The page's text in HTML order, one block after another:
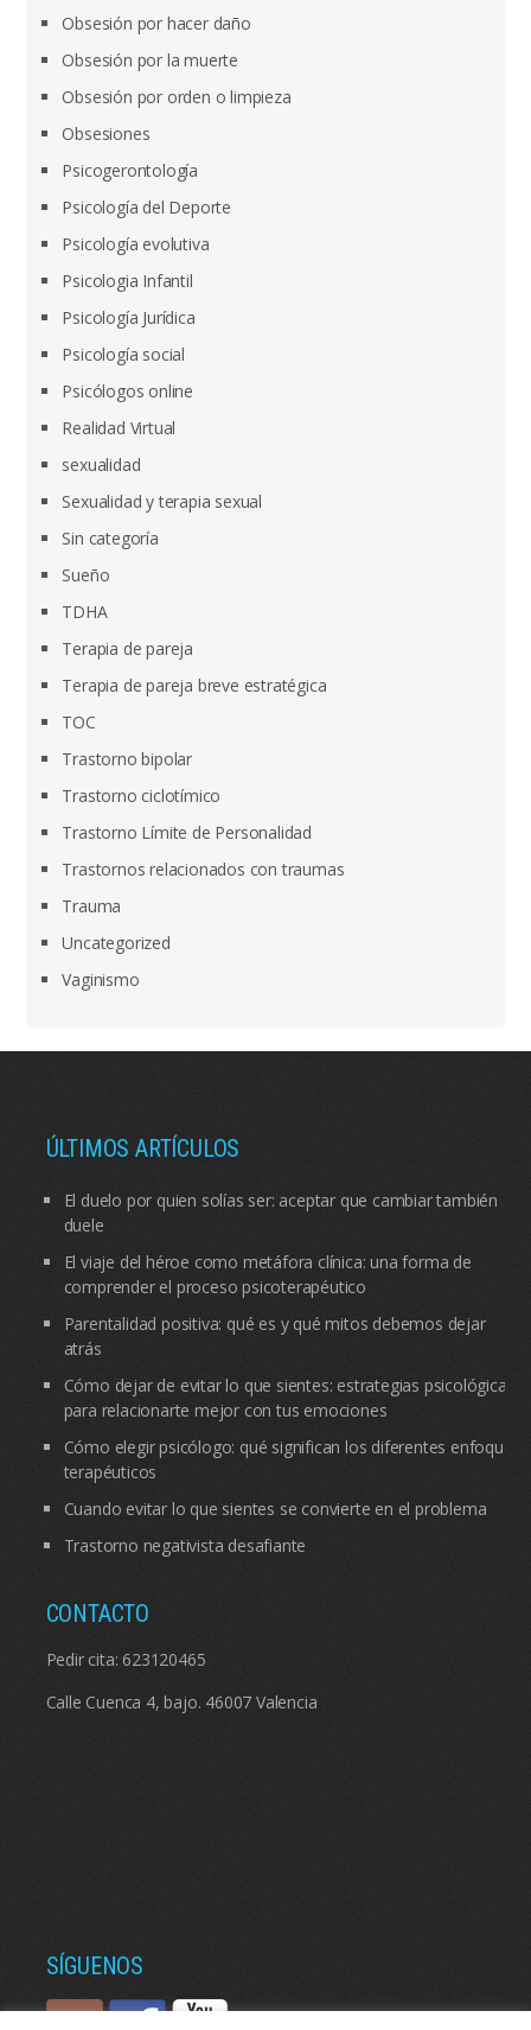
Obsesión por hacer daño
Obsesión por la muerte
Obsesión por orden o limpieza
Obsesiones
Psicogerontología
Psicología del Deporte
Psicología evolutiva
Psicologia Infantil
Psicología Jurídica
Psicología social
Psicólogos online
Realidad Virtual
sexualidad
Sexualidad y terapia sexual
Sin categoría
Sueño
TDHA
Terapia de pareja
Terapia de pareja breve estratégica
TOC
Trastorno bipolar
Trastorno ciclotímico
Trastorno Límite de Personalidad
Trastornos relacionados con traumas
Trauma
Uncategorized
Vaginismo
ÚLTIMOS ARTÍCULOS
El duelo por quien solías ser: aceptar que cambiar también
duele
El viaje del héroe como metáfora clínica: una forma de
comprender el proceso psicoterapéutico
Parentalidad positiva: qué es y qué mitos debemos dejar
atrás
Cómo dejar de evitar lo que sientes: estrategias psicológicas
para relacionarte mejor con tus emociones
Cómo elegir psicólogo: qué significan los diferentes enfoques
terapéuticos
Cuando evitar lo que sientes se convierte en el problema
Trastorno negativista desafiante
CONTACTO
Pedir cita: 623120465
Calle Cuenca 4, bajo. 46007 Valencia
SÍGUENOS